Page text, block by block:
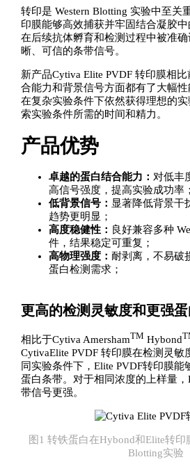
转印是 Western Blotting 实验中至关
印膜能够高效捕获并牢固结合凝胶
在后续抗体孵育和检测过程中被准
晰、可信的条带信号。
新产品Cytiva Elite PVDF 转印膜相
合能力和背景信号方面都有了大幅
在复杂实验条件下依然获得理想的
索实验条件所需的时间和精力。
产品优势
卓越的蛋白结合能力： 对低丰
高信号强度，提高实验成功率；
低背景信号： 显著降低背景干
趋势更明显；
高度稳健性： 良好兼容多种
件，结果稳定可重复；
高物理强度： 耐剥离，不易破
蛋白检测需求；
更高的检测灵敏度和更强
相比于Cytiva AmershamTM Hybond
CytivaElite PVDF 转印膜在检测灵敏
同实验条件下，Elite PVDF转印膜能
蛋白条带。对于相同浓度的上样量
带信号更强。
图1 转铁蛋白在Hybond和Elite转印
Blotting实验